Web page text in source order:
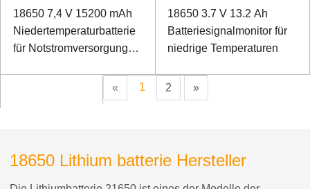
18650 7,4 V 15200 mAh
Niedertemperaturbatterie
für Notstromversorgung
18650 3.7 V 13.2 Ah
Batteriesignalmonitor für
niedrige Temperaturen
« 1 2 »
18650 Lithium batterie Hersteller